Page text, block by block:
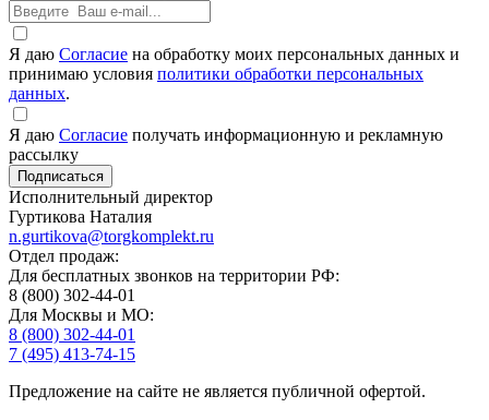
Я даю Согласие на обработку моих персональных данных и
принимаю условия политики обработки персональных
данных.
Я даю Согласие получать информационную и рекламную
рассылку
Исполнительный директор
Гуртикова Наталия
n.gurtikova@torgkomplekt.ru
Отдел продаж:
Для бесплатных звонков на территории РФ:
8 (800) 302-44-01
Для Москвы и МО:
8 (800) 302-44-01
7 (495) 413-74-15
Предложение на сайте не является публичной офертой.